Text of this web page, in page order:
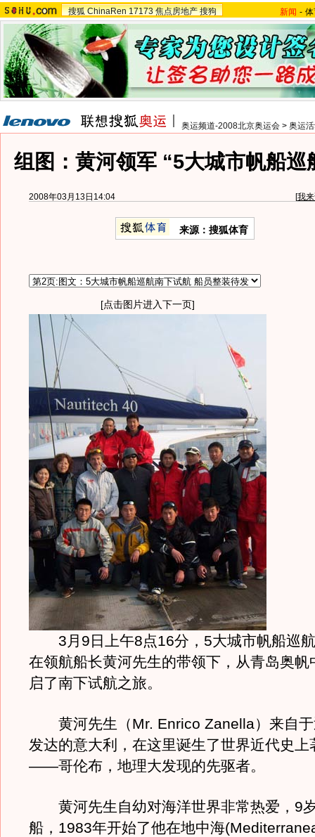
搜狐 ChinaRen 17173 焦点房地产 搜狗 新闻 -
奥运频道-2008北京奥运会 > 奥运
组图：黄河领军 “5大城市帆船巡
2008年03月13日14:04 [我
来源：搜狐体育
[点击图片进入下一页]
3月9日上午8点16分，5大城市帆船巡
在领航船长黄河先生的带领下，从青岛奥帆
启了南下试航之旅。
黄河先生（Mr. Enrico Zanella）来自于
发达的意大利，在这里诞生了世界近代史上
——哥伦布，地理大发现的先驱者。
黄河先生自幼对海洋世界非常热爱，9
船，1983年开始了他在地中海